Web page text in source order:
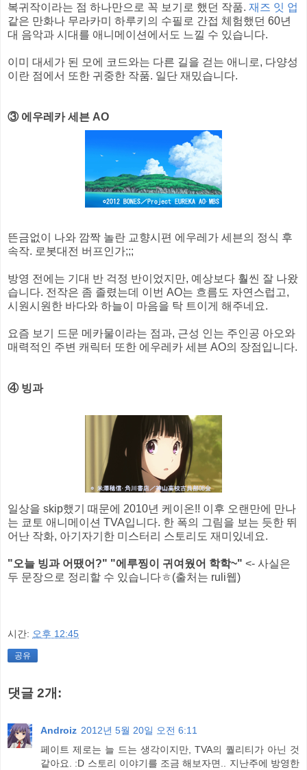
복귀작이라는 점 하나만으로 꼭 보기로 했던 작품. 재즈 잇 업
같은 만화나 무라카미 하루키의 수필로 간접 체험했던 60년
대 음악과 시대를 애니메이션에서도 느낄 수 있습니다.
이미 대세가 된 모에 코드와는 다른 길을 걷는 애니로, 다양성
이란 점에서 또한 귀중한 작품. 일단 재밌습니다.
③ 에우레카 세븐 AO
뜬금없이 나와 깜짝 놀란 교향시편 에우레가 세븐의 정식 후
속작. 로봇대전 버프인가;;;
방영 전에는 기대 반 걱정 반이었지만, 예상보다 훨씬 잘 나왔
습니다. 전작은 좀 졸렸는데 이번 AO는 흐름도 자연스럽고,
시원시원한 바다와 하늘이 마음을 탁 트이게 해주네요.
요즘 보기 드문 메카물이라는 점과, 근성 인는 주인공 아오와
매력적인 주변 캐릭터 또한 에우레카 세븐 AO의 장점입니다.
④ 빙과
일상을 skip했기 때문에 2010년 케이온!! 이후 오랜만에 만나
는 쿄토 애니메이션 TVA입니다. 한 폭의 그림을 보는 듯한 뛰
어난 작화, 아기자기한 미스터리 스토리도 재미있네요.
"오늘 빙과 어땠어?" "에루찡이 귀여웠어 학학~" <- 사실은
두 문장으로 정리할 수 있습니다ㅎ(출처는 ruli웹)
시간: 오후 12:45
공유
댓글 2개:
Androiz 2012년 5월 20일 오전 6:11
페이트 제로는 늘 드는 생각이지만, TVA의 퀄리티가 아닌 것
같아요. :D 스토리 이야기를 조금 해보자면.. 지난주에 방영한